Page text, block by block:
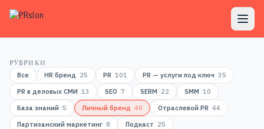
РУБРИКИ
Все
HR бренд 25 PR 101 PR — услуги под ключ 35
PR в деловых СМИ 13 SEO 7 SERM 22 SMM 10
База знаний 5 Личный бренд 40 Отраслевой PR 44
Партизанский маркетинг 8 Подкаст 25